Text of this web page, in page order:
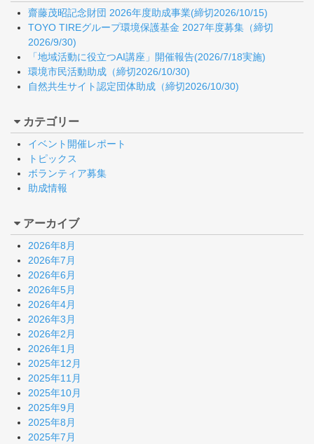
齋藤茂昭記念財団 2026年度助成事業(締切2026/10/15)
TOYO TIREグループ環境保護基金 2027年度募集（締切
2026/9/30)
「地域活動に役立つAI講座」開催報告(2026/7/18実施)
環境市民活動助成（締切2026/10/30)
自然共生サイト認定団体助成（締切2026/10/30)
カテゴリー
イベント開催レポート
トピックス
ボランティア募集
助成情報
アーカイブ
2026年8月
2026年7月
2026年6月
2026年5月
2026年4月
2026年3月
2026年2月
2026年1月
2025年12月
2025年11月
2025年10月
2025年9月
2025年8月
2025年7月